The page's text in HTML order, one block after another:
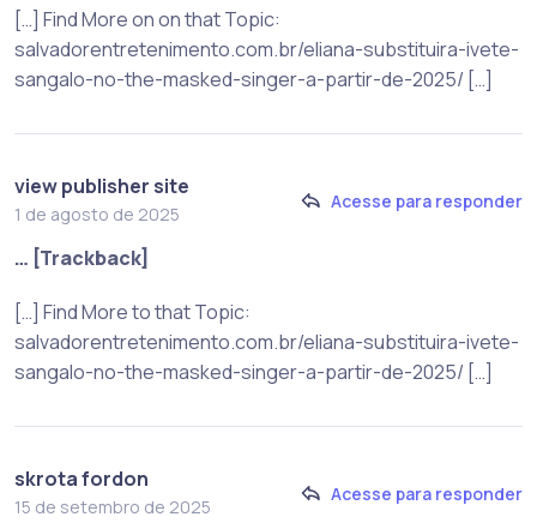
[…] Find More on on that Topic:
salvadorentretenimento.com.br/eliana-substituira-ivete-
sangalo-no-the-masked-singer-a-partir-de-2025/ […]
view publisher site
1 de agosto de 2025
Acesse para responder
… [Trackback]
[…] Find More to that Topic:
salvadorentretenimento.com.br/eliana-substituira-ivete-
sangalo-no-the-masked-singer-a-partir-de-2025/ […]
skrota fordon
15 de setembro de 2025
Acesse para responder